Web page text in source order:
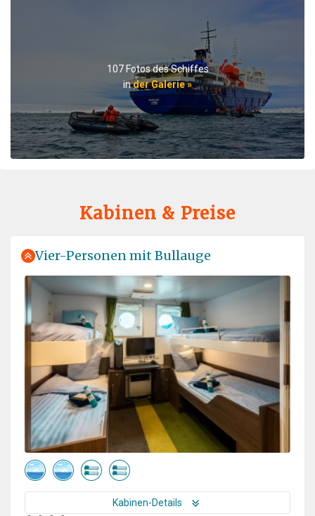
Essen ist lecker. Das Schiff hat einen nostalgischen
Charme, der. Esssaal ist recht laut und die Gänge eng.
Voraus checken! Mit 75% Chinesen zu reisen ist etwas
gewöhnungsbedürftig.
Professionalism meets adventure
accompanied
107 Fotos des Schiffes
inder Galerie »
Kabinen & Preise
Vier-Personen mit Bullauge
Kabinen-Details